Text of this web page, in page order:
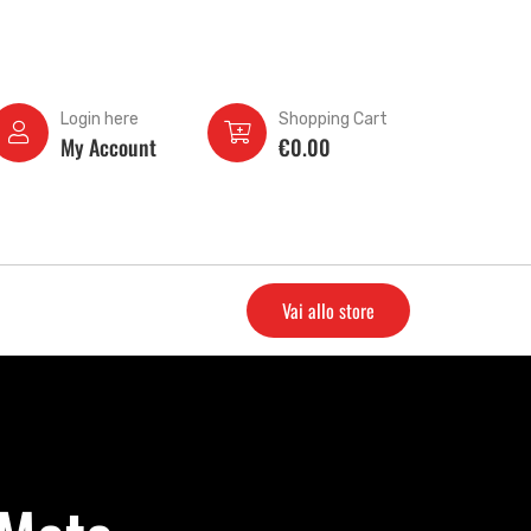
Login here
My Account
Shopping Cart
€0.00
Vai allo store